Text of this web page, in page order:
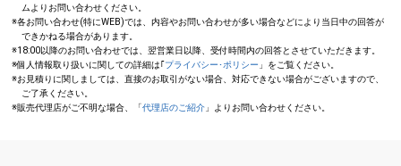
ムよりお問い合わせください。
※各お問い合わせ(特にWEB)では、内容やお問い合わせが多い場合などにより当日中の回答が
できかねる場合があります。
※18:00以降のお問い合わせでは、翌営業日以降、受付時間内の回答とさせていただきます。
※個人情報取り扱いに関しての詳細は｢プライバシー･ポリシー 」をご覧ください。
※お見積りに関しましては、直接のお取引がない場合、対応できない場合がございますので、
ご了承ください。
※販売代理店がご不明な場合、「代理店のご紹介 」よりお問い合わせください。